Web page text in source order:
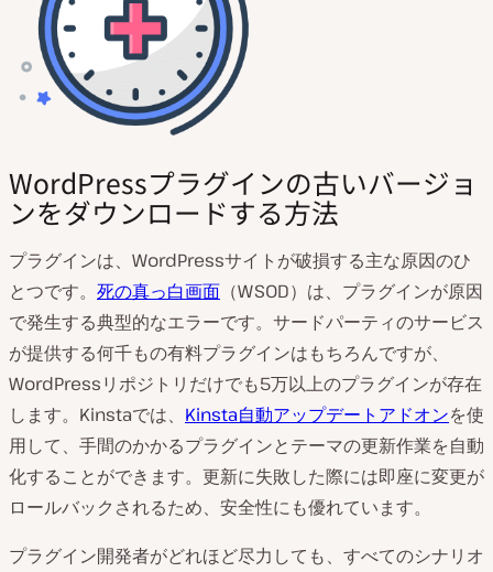
WordPressプラグインの古いバージョ
ンをダウンロードする方法
プラグインは、WordPressサイトが破損する主な原因のひ
とつです。 死の真っ白画面 （WSOD）は、プラグインが原因
で発生する典型的なエラーです。サードパーティのサービス
が提供する何千もの有料プラグインはもちろんですが、
WordPressリポジトリだけでも5万以上のプラグインが存在
します。Kinstaでは、 Kinsta自動アップデートアドオンを使
用して、手間のかかるプラグインとテーマの更新作業を自動
化することができます。更新に失敗した際には即座に変更が
ロールバックされるため、安全性にも優れています。
プラグイン開発者がどれほど尽力しても、すべてのシナリオ